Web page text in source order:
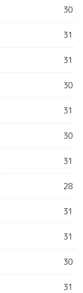
30
31
31
30
31
30
31
28
31
31
30
31